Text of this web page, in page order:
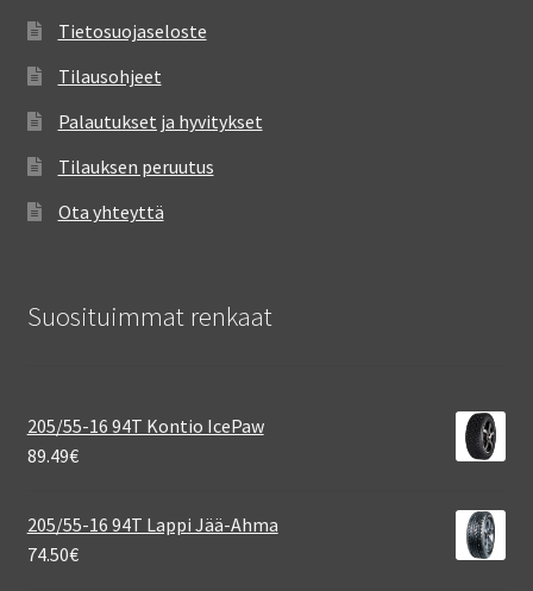
Tietosuojaseloste
Tilausohjeet
Palautukset ja hyvitykset
Tilauksen peruutus
Ota yhteyttä
Suosituimmat renkaat
205/55-16 94T Kontio IcePaw
89.49€
205/55-16 94T Lappi Jää-Ahma
74.50€